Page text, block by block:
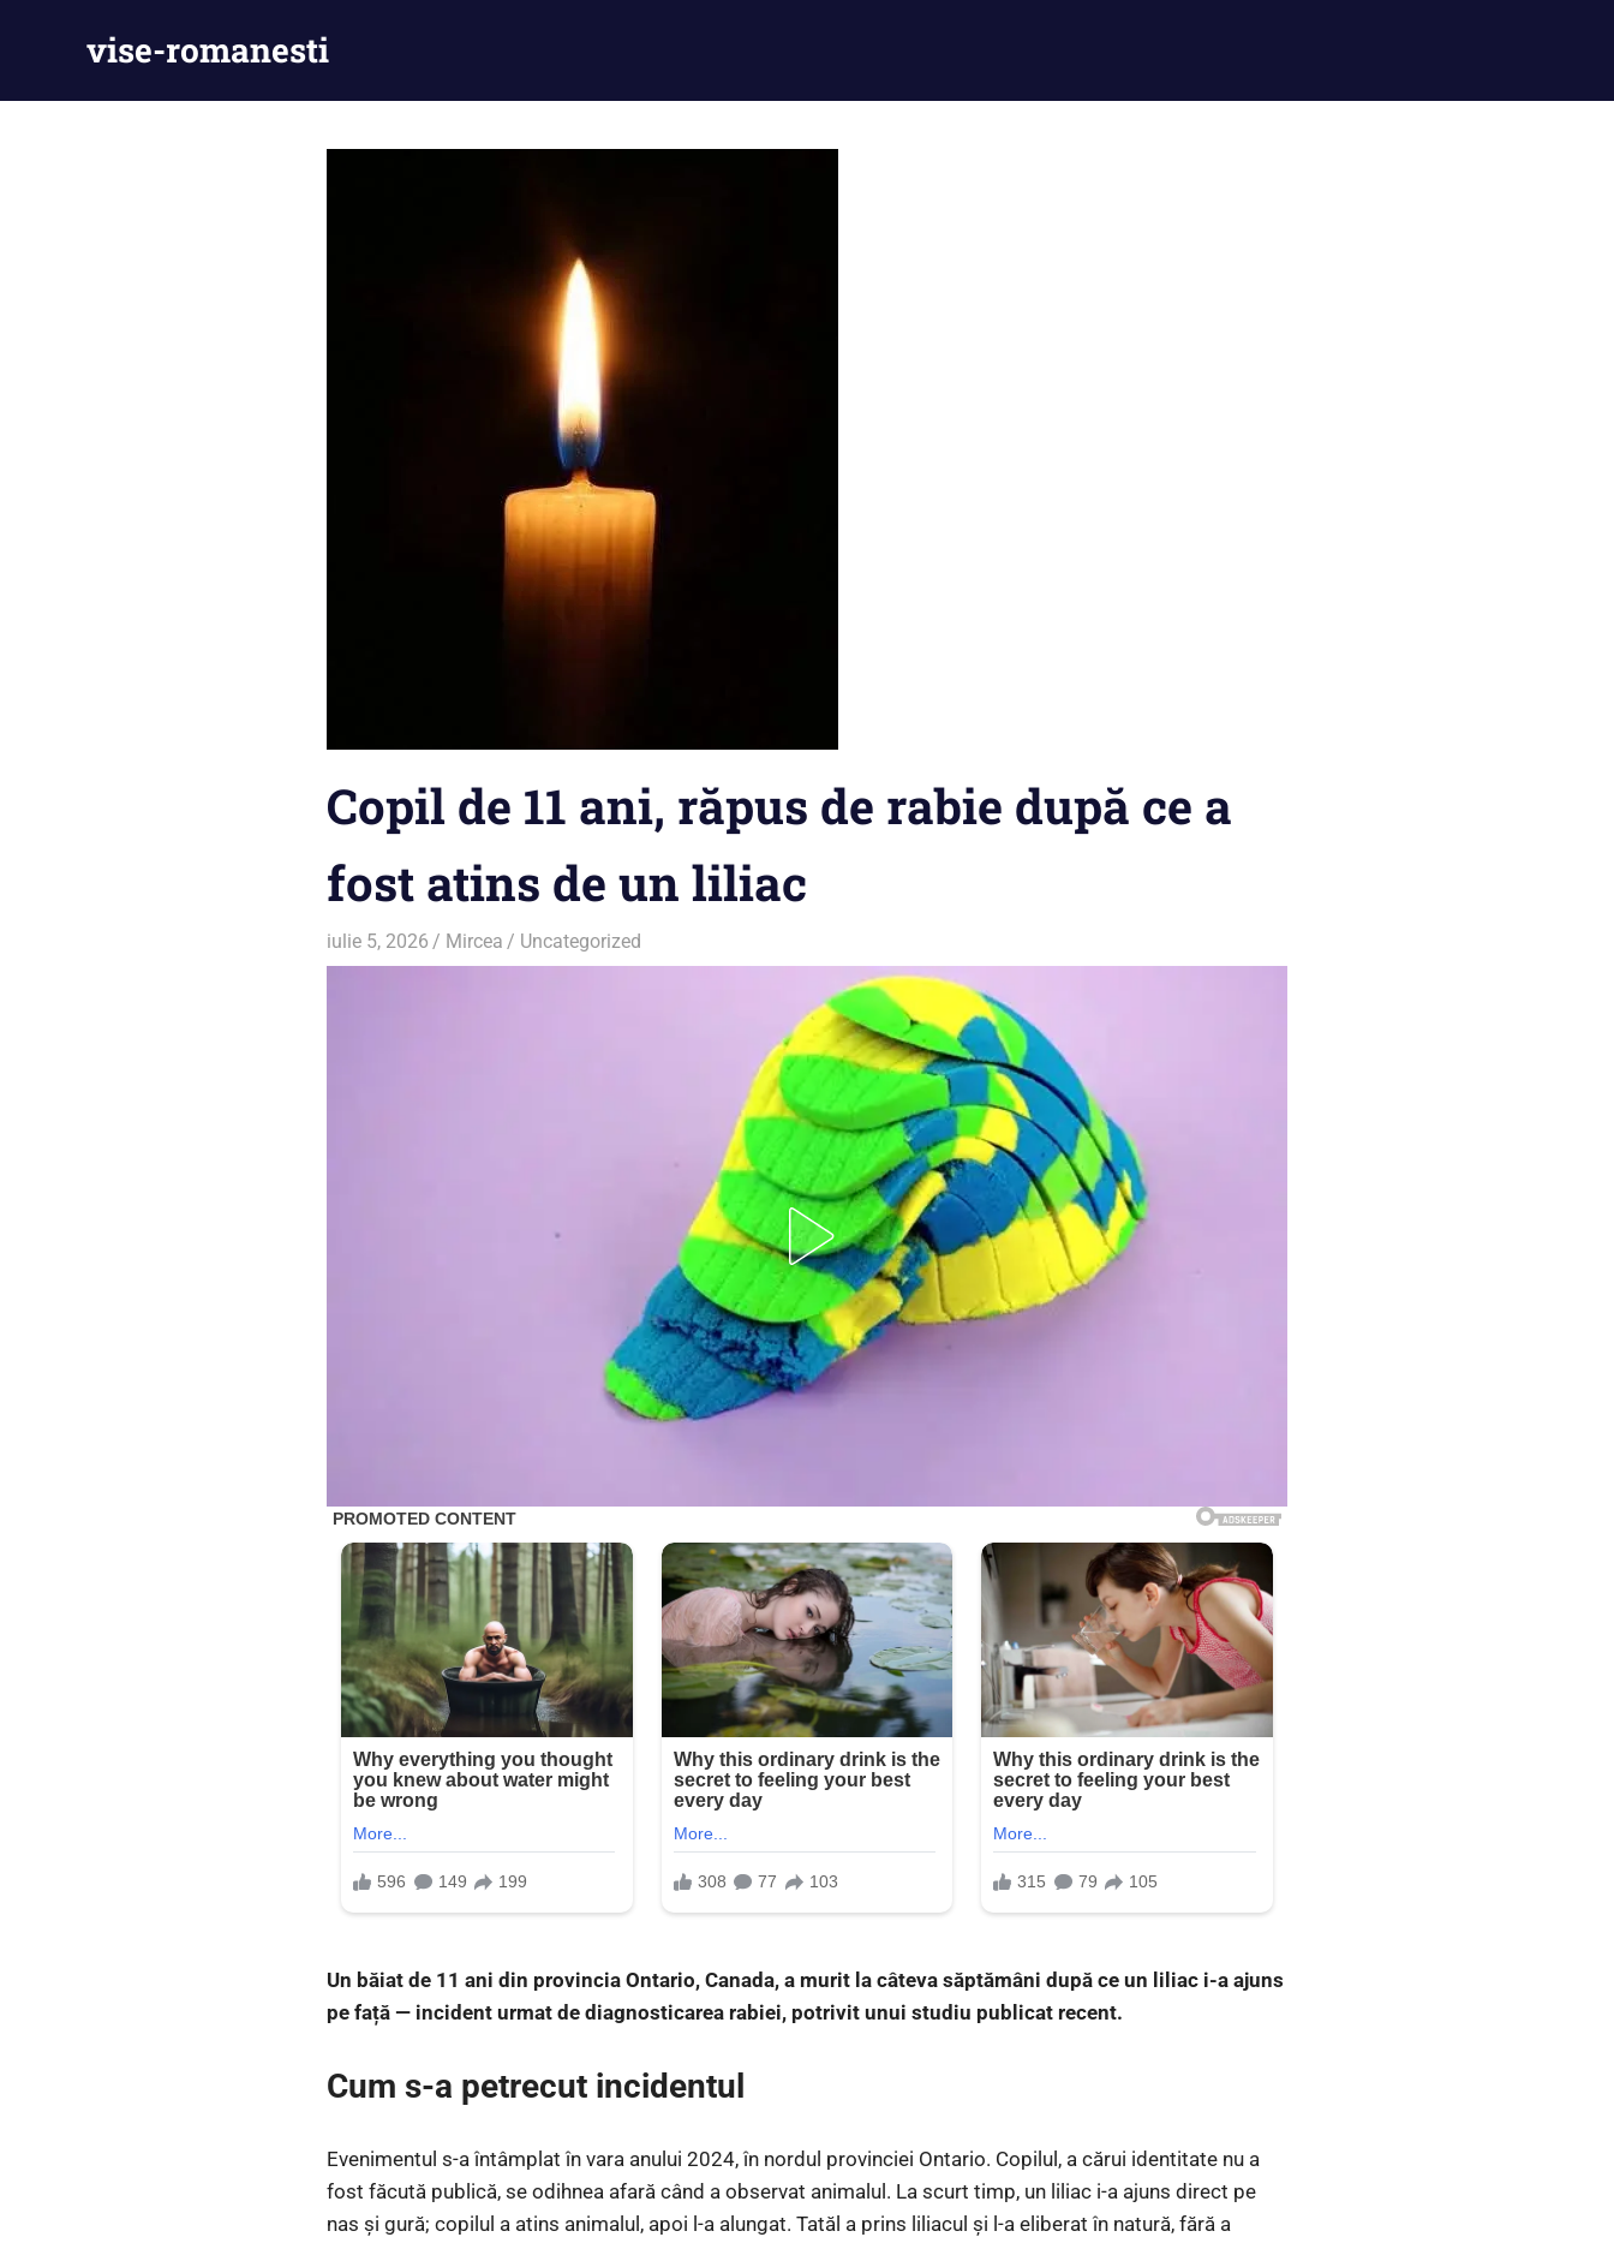
vise-romanesti
Copil de 11 ani, răpus de rabie după ce a
fost atins de un liliac
iulie 5, 2026 Mircea Uncategorized
Un băiat de 11 ani din provincia Ontario, Canada, a murit la câteva săptămâni după ce un liliac i-a ajuns
pe față — incident urmat de diagnosticarea rabiei, potrivit unui studiu publicat recent.
Cum s-a petrecut incidentul
Evenimentul s-a întâmplat în vara anului 2024, în nordul provinciei Ontario. Copilul, a cărui identitate nu a
fost făcută publică, se odihnea afară când a observat animalul. La scurt timp, un liliac i-a ajuns direct pe
nas și gură; copilul a atins animalul, apoi l-a alungat. Tatăl a prins liliacul și l-a eliberat în natură, fără a